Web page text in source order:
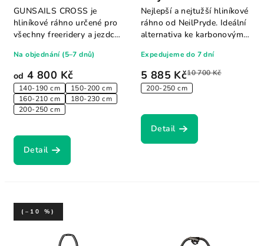
od 4 800 Kč
140-190 cm
150-200 cm
160-210 cm
180-230 cm
200-250 cm
Na objednání (5–7 dnů)
Detail
GUNSAILS CROSS je
hliníkové ráhno určené pro
všechny freeridery a jezdce,
5 885 Kč10 700 Kč
200-250 cm
Expedujeme do 7 dní
Detail
Nejlepší a nejtužší hliníkové
ráhno od NeilPryde. Ideální
alternativa ke karbonovým
(–10 %)